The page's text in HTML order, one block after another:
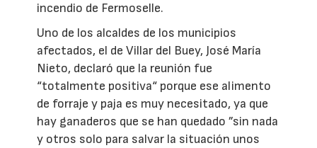
incendio de Fermoselle.
Uno de los alcaldes de los municipios
afectados, el de Villar del Buey, José María
Nieto, declaró que la reunión fue
“totalmente positiva“ porque ese alimento
de forraje y paja es muy necesitado, ya que
hay ganaderos que se han quedado ”sin nada
y otros solo para salvar la situación unos